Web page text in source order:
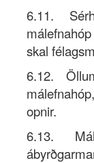
6.11.
skal
6.12.
opnir.
6.13.